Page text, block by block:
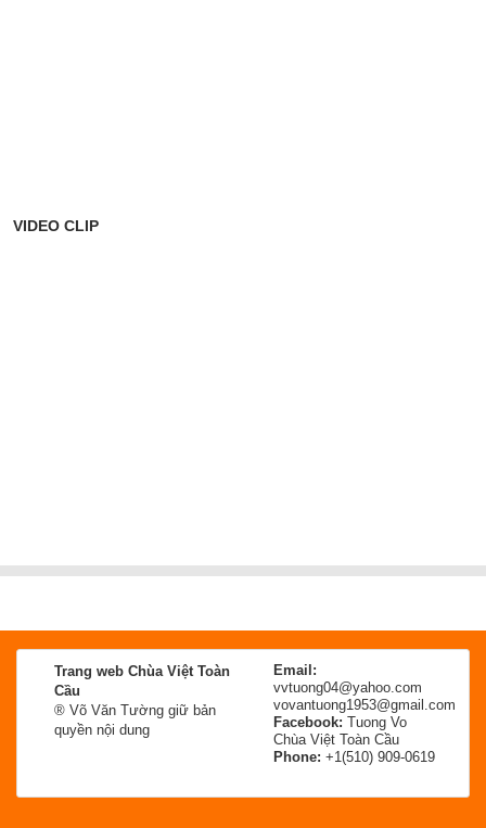
VIDEO CLIP
Trang web Chùa Việt Toàn
Cầu
® Võ Văn Tường giữ bản
quyền nội dung
Email:
vvtuong04@yahoo.com
vovantuong1953@gmail.com
Facebook: Tuong Vo
Chùa Việt Toàn Cầu
Phone: +1(510) 909-0619